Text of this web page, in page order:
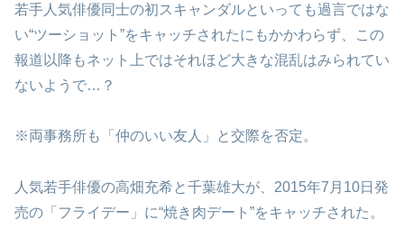
若手人気俳優同士の初スキャンダルといっても過言ではな
い“ツーショット”をキャッチされたにもかかわらず、この
報道以降もネット上ではそれほど大きな混乱はみられてい
ないようで…？
※両事務所も「仲のいい友人」と交際を否定。
人気若手俳優の高畑充希と千葉雄大が、2015年7月10日発
売の「フライデー」に“焼き肉デート”をキャッチされた。